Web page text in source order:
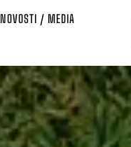
NOVOSTI / MEDIA